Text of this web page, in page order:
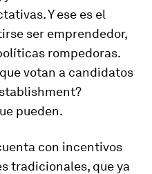
Y ese es el
ser emprendedor,
rompedoras.
votan a candidatos
?
pueden.
con incentivos
tradicionales, que ya